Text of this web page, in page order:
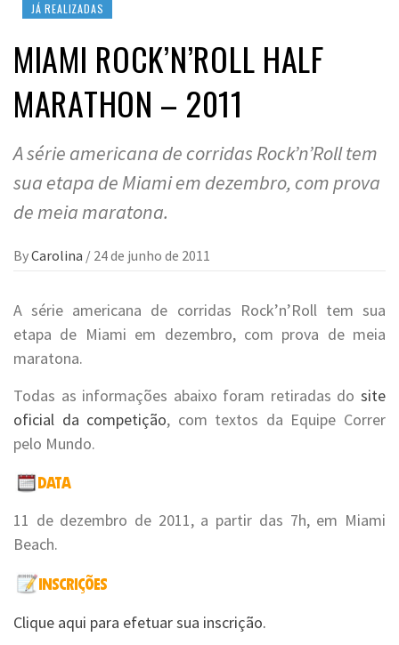
JÁ REALIZADAS
MIAMI ROCK’N’ROLL HALF
MARATHON – 2011
A série americana de corridas Rock’n’Roll tem
sua etapa de Miami em dezembro, com prova
de meia maratona.
ByCarolina / 24 de junho de 2011
A série americana de corridas Rock’n’Roll tem sua
etapa de Miami em dezembro, com prova de meia
maratona.
Todas as informações abaixo foram retiradas do site
oficial da competição, com textos da Equipe Correr
pelo Mundo.
11 de dezembro de 2011, a partir das 7h, em Miami
Beach.
Clique aqui para efetuar sua inscrição.